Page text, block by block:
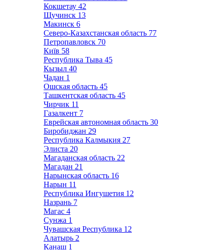
Кокшетау 42
Щучинск 13
Макинск 6
Северо-Казахстанская область 77
Петропавловск 70
Київ 58
Республика Тыва 45
Кызыл 40
Чадан 1
Ошская область 45
Ташкентская область 45
Чирчик 11
Газалкент 7
Еврейская автономная область 30
Биробиджан 29
Республика Калмыкия 27
Элиста 20
Магаданская область 22
Магадан 21
Нарынская область 16
Нарын 11
Республика Ингушетия 12
Назрань 7
Магас 4
Сунжа 1
Чувашская Республика 12
Алатырь 2
Канаш 1